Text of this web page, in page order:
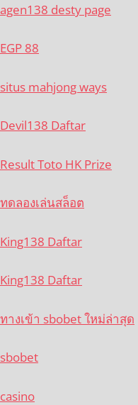
agen138 desty page
EGP 88
situs mahjong ways
Devil138 Daftar
Result Toto HK Prize
ทดลองเล่นสล็อต
King138 Daftar
King138 Daftar
ทางเข้า sbobet ใหม่ล่าสุด
sbobet
casino